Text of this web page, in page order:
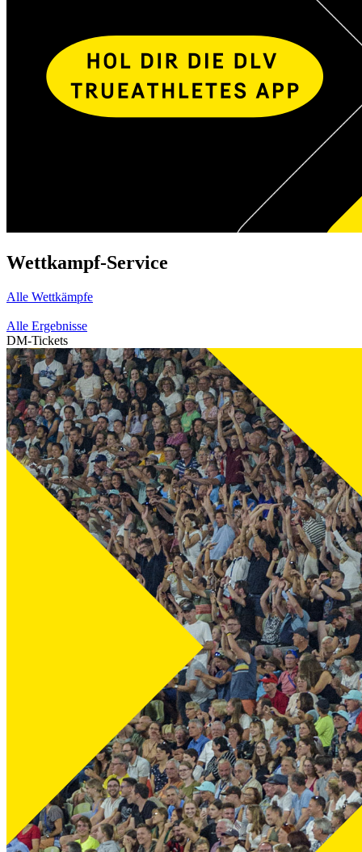
Wettkampf-Service
Alle Wettkämpfe
Alle Ergebnisse
DM-Tickets